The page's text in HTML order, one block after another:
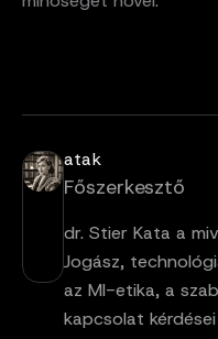
atak
Főszerkesztő
dr. Stier Kata a
Jogász,
az MI-etika, a
kapcsolat